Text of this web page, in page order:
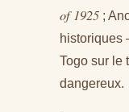
of 1925 ;
historiques
Togo sur le
dangereux.